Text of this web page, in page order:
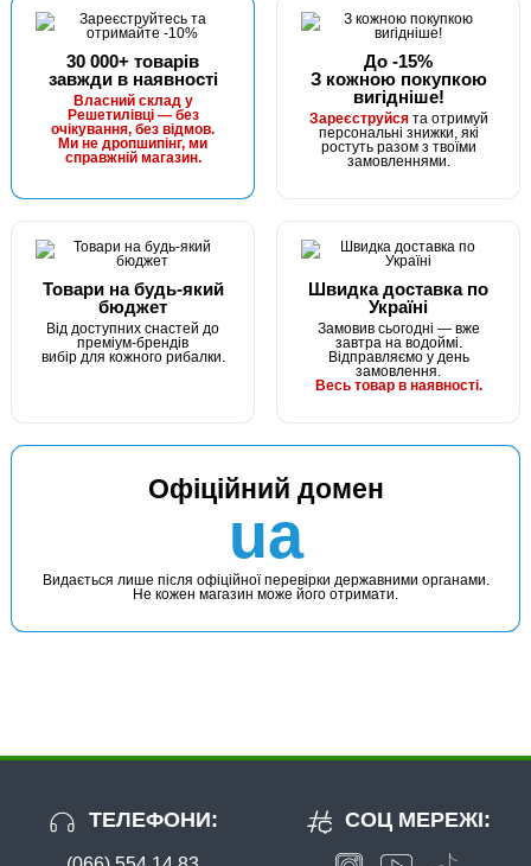
30 000+ товарів
завжди в наявності
Власний склад у
Решетилівці — без
очікування, без відмов.
Ми не дропшипінг, ми
справжній магазин.
До -15%
З кожною покупкою
вигідніше!
Зареєструйсята отримуй
персональні знижки, які
ростуть разом з твоїми
замовленнями.
Товари на будь-який
бюджет
Від доступних снастей до
преміум-брендів
вибір для кожного рибалки.
Швидка доставка по
Україні
Замовив сьогодні — вже
завтра на водоймі.
Відправляємо у день
замовлення.
Весь товар в наявності.
Офіційний домен
ua
Видається лише після офіційної перевірки державними органами.
Не кожен магазин може його отримати.
ТЕЛЕФОНИ: СОЦ МЕРЕЖІ: